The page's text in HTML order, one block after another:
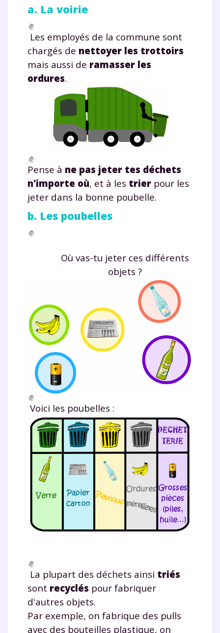
a. La voirie
Les employés de la commune sont
chargés de nettoyer les trottoirs
mais aussi de ramasser les
ordures.
Pense à ne pas jeter tes déchets
n'importe où, et à les trier pour les
jeter dans la bonne poubelle.
b. Les poubelles
Où vas-tu jeter ces différents
objets ?
Voici les poubelles :
La plupart des déchets ainsi triés
sont recyclés pour fabriquer
d'autres objets.
Par exemple, on fabrique des pulls
avec des bouteilles plastique, on